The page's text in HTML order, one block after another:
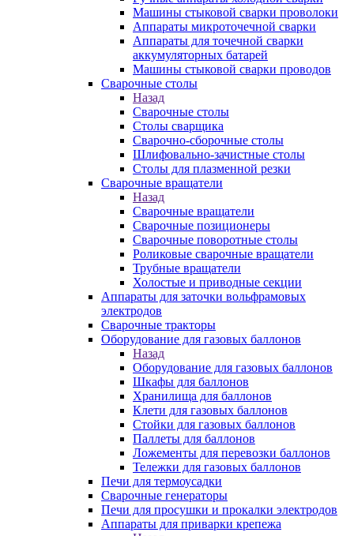
Машины стыковой сварки проволоки
Аппараты микроточечной сварки
Аппараты для точечной сварки
аккумуляторных батарей
Машины стыковой сварки проводов
Сварочные столы
Назад
Сварочные столы
Столы сварщика
Сварочно-сборочные столы
Шлифовально-зачистные столы
Столы для плазменной резки
Сварочные вращатели
Назад
Сварочные вращатели
Сварочные позиционеры
Сварочные поворотные столы
Роликовые сварочные вращатели
Трубные вращатели
Холостые и приводные секции
Аппараты для заточки вольфрамовых
электродов
Сварочные тракторы
Оборудование для газовых баллонов
Назад
Оборудование для газовых баллонов
Шкафы для баллонов
Хранилища для баллонов
Клети для газовых баллонов
Стойки для газовых баллонов
Паллеты для баллонов
Ложементы для перевозки баллонов
Тележки для газовых баллонов
Печи для термоусадки
Сварочные генераторы
Печи для просушки и прокалки электродов
Аппараты для приварки крепежа